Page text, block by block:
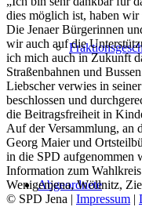
Abgeordnete
dies möglich ist, haben wir
Die Jenaer Bürgerinnen
wir auch auf die
ich mich auch in Zukunft
Straßenbahnen und
Liebscher verwies in
beschlossen und
die Beitragsfreiheit in
Auf der Versammlung, an
Georg Maier und
in die SPD aufgenommen
Information zum
Wenigenjena, Wöllnitz,
© SPD Jena | Impressum |